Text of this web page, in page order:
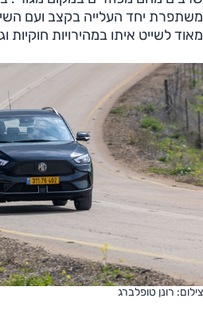
משתפרת יחד העלייה בקצב ועם
מאוד לשייט איתו במהירויות חוקיות
צילום: רונן טופלברג